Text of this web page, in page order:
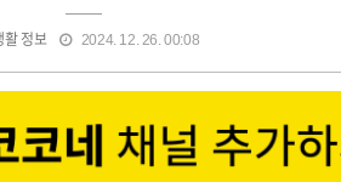
활 정보 2024. 12. 26. 00:08